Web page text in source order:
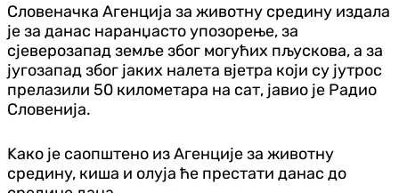
Словеначка Агенција за животну средину издала
је за данас наранџасто упозорење, за
сјеверозапад земље због могућих пљускова, а за
југозапад због јаких налета вјетра који су јутрос
прелазили 50 километара на сат, јавио је Радио
Словенија.
Kако је саопштено из Агенције за животну
средину, киша и олуја ће престати данас до